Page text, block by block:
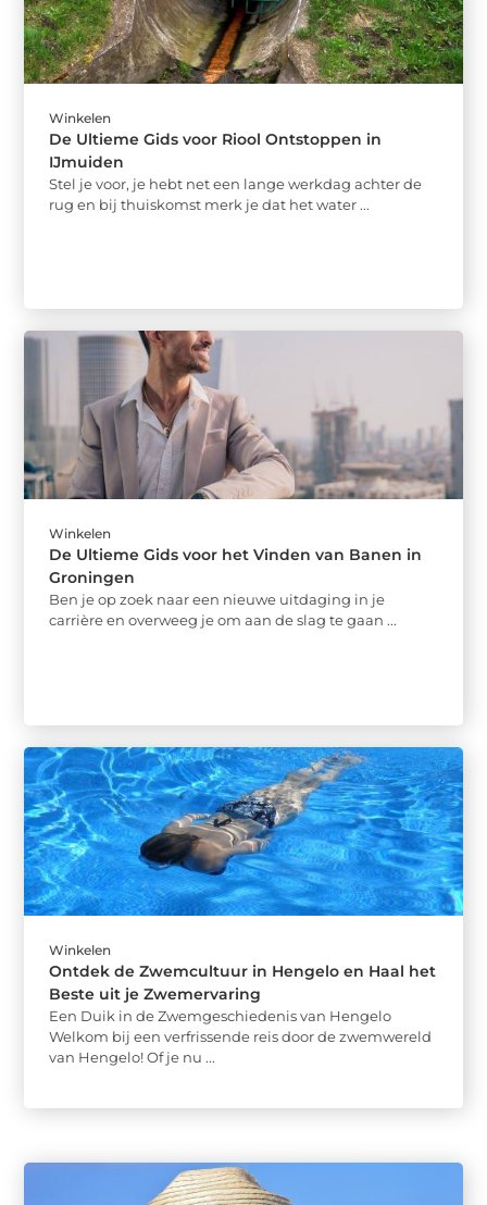
Winkelen
De Ultieme Gids voor Riool Ontstoppen in
IJmuiden
Stel je voor, je hebt net een lange werkdag achter de
rug en bij thuiskomst merk je dat het water ...
Winkelen
De Ultieme Gids voor het Vinden van Banen in
Groningen
Ben je op zoek naar een nieuwe uitdaging in je
carrière en overweeg je om aan de slag te gaan ...
Winkelen
Ontdek de Zwemcultuur in Hengelo en Haal het
Beste uit je Zwemervaring
Een Duik in de Zwemgeschiedenis van Hengelo
Welkom bij een verfrissende reis door de zwemwereld
van Hengelo! Of je nu ...